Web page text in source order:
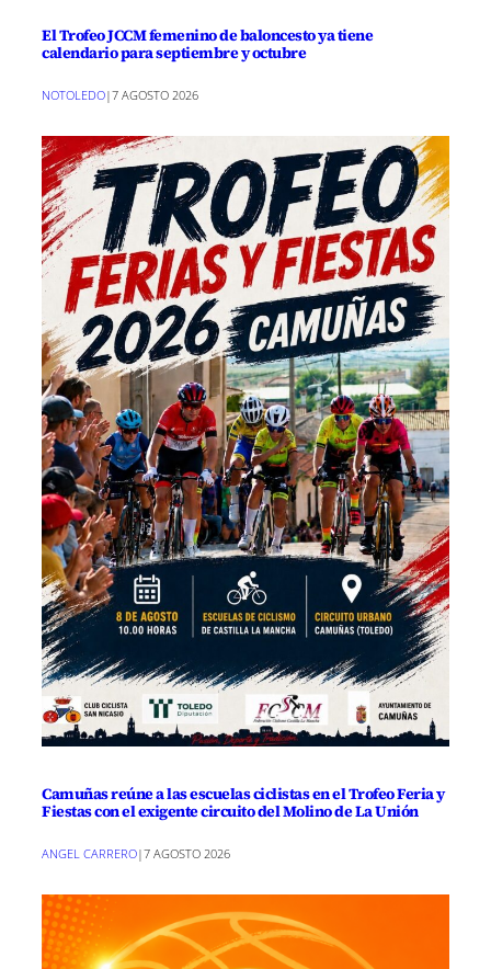
El Trofeo JCCM femenino de baloncesto ya tiene
calendario para septiembre y octubre
NOTOLEDO|7 AGOSTO 2026
Camuñas reúne a las escuelas ciclistas en el Trofeo Feria y
Fiestas con el exigente circuito del Molino de La Unión
ANGEL CARRERO|7 AGOSTO 2026